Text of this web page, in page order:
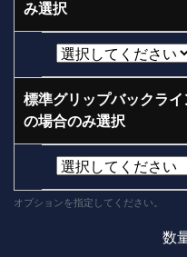
オプションを指定してください。
み選択
標準グリップバックラ
の場合のみ選択
数